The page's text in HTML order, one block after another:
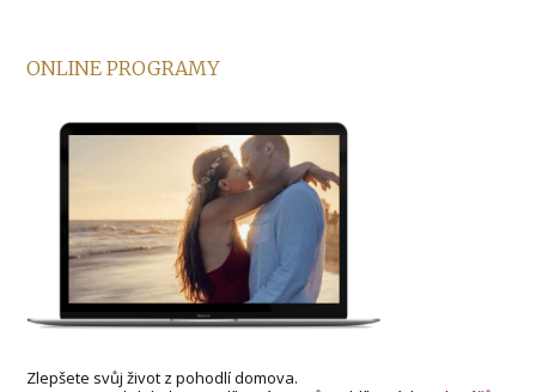
ONLINE PROGRAMY
Zlepšete svůj život z pohodlí domova.